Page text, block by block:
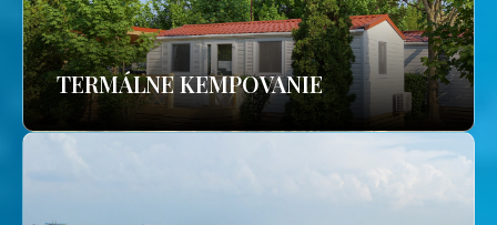
TERMÁLNE KEMPOVANIE